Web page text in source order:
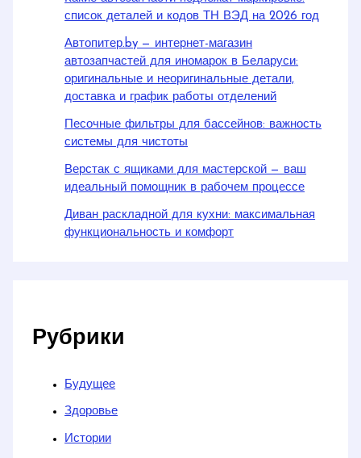
список деталей и кодов ТН ВЭД на 2026 год
Автопитер.by — интернет-магазин
автозапчастей для иномарок в Беларуси:
оригинальные и неоригинальные детали,
доставка и график работы отделений
Песочные фильтры для бассейнов: важность
системы для чистоты
Верстак с ящиками для мастерской — ваш
идеальный помощник в рабочем процессе
Диван раскладной для кухни: максимальная
функциональность и комфорт
Рубрики
Будущее
Здоровье
Истории